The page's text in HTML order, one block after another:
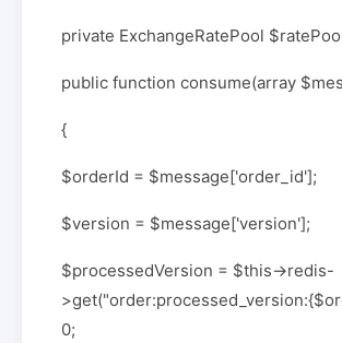
private ExchangeRatePool
public function consume(array
{
$orderId = $message['order_id'];
$version = $message['version'];
$processedVersion = $this->redis-
0;